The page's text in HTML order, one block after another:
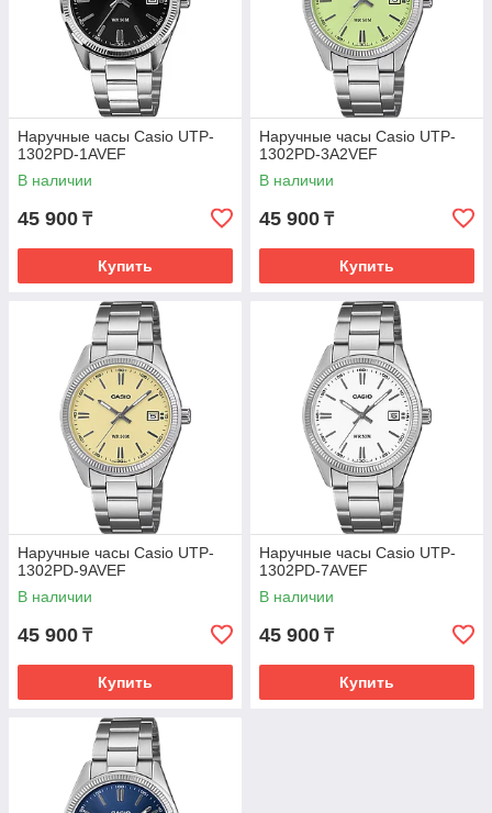
Наручные часы Casio UTP-
1302PD-1AVEF
В наличии
45 900 ₸
Купить
Наручные часы Casio UTP-
1302PD-3A2VEF
В наличии
45 900 ₸
Купить
Наручные часы Casio UTP-
1302PD-9AVEF
В наличии
45 900 ₸
Купить
Наручные часы Casio UTP-
1302PD-7AVEF
В наличии
45 900 ₸
Купить